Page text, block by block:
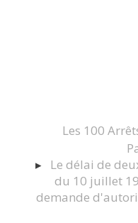
Les 100
Le délai de
du 10 juillet
demande